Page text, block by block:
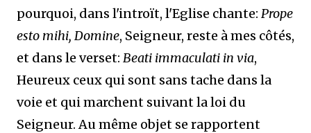
pourquoi, dans l'introït, l'Eglise chante: Prope
esto mihi, Domine, Seigneur, reste à mes côtés,
et dans le verset: Beati immaculati in via,
Heureux ceux qui sont sans tache dans la
voie et qui marchent suivant la loi du
Seigneur. Au même objet se rapportent